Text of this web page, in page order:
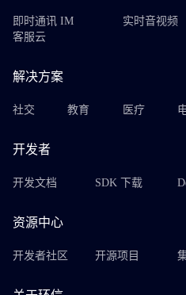
即时通讯 IM 实时音视频
客服云
解决方案
社交 教育 医疗
开发者
开发文档 SDK 下载
资源中心
开发者社区 开源项目